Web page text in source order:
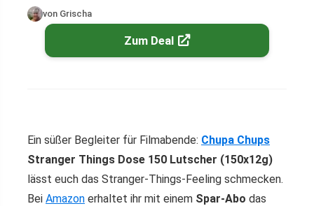
von Grischa
Zum Deal
Ein süßer Begleiter für Filmabende: Chupa Chups
Stranger Things Dose 150 Lutscher (150x12g)
lässt euch das Stranger‑Things‑Feeling schmecken.
Bei Amazon erhaltet ihr mit einem Spar-Abo das